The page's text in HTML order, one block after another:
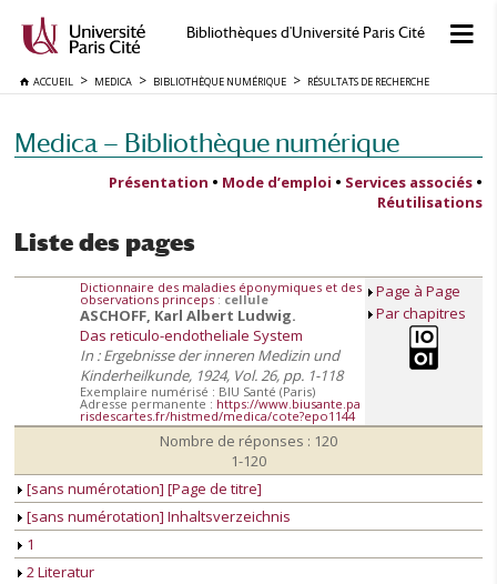
Bibliothèques d'Université Paris Cité
ACCUEIL MEDICA BIBLIOTHÈQUE NUMÉRIQUE RÉSULTATS DE RECHERCHE
Medica — Bibliothèque numérique
Présentation • Mode d’emploi • Services associés •
Réutilisations
Liste des pages
Dictionnaire des maladies éponymiques et des
observations princeps : cellule
ASCHOFF, Karl Albert Ludwig.
Das reticulo-endotheliale System
In : Ergebnisse der inneren Medizin und
Kinderheilkunde, 1924, Vol. 26, pp. 1-118
Exemplaire numérisé : BIU Santé (Paris)
Adresse permanente : https://www.biusante.pa
risdescartes.fr/histmed/medica/cote?epo1144
Page à Page
Par chapitres
Nombre de réponses : 120
1-120
[sans numérotation] [Page de titre]
[sans numérotation] Inhaltsverzeichnis
1
2 Literatur